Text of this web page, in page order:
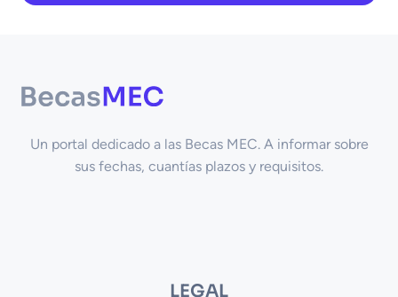
Un portal dedicado a las Becas MEC. A informar sobre
sus fechas, cuantías plazos y requisitos.
LEGAL